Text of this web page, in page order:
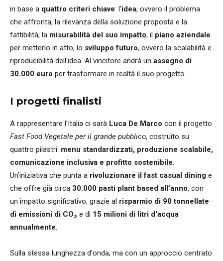
in base a quattro criteri chiave: l'idea, ovvero il problema
che affronta, la rilevanza della soluzione proposta e la
fattibilità; la misurabilità del suo impatto; il piano aziendale
per metterlo in atto; lo sviluppo futuro, ovvero la scalabilità e
riproducibilità dell'idea. Al vincitore andrà un assegno di
30.000 euro per trasformare in realtà il suo progetto.
I progetti finalisti
A rappresentare l'Italia ci sarà Luca De Marco con il progetto
Fast Food Vegetale per il grande pubblico, costruito su
quattro pilastri: menu standardizzati, produzione scalabile,
comunicazione inclusiva e profitto sostenibile.
Un’iniziativa che punta a rivoluzionare il fast casual dining e
che offre già circa 30.000 pasti plant based all’anno, con
un impatto significativo, grazie al risparmio di 90 tonnellate
di emissioni di CO₂ e di 15 milioni di litri d'acqua
annualmente.
Sulla stessa lunghezza d'onda, ma con un approccio centrato